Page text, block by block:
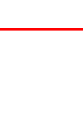
KLUNGKUNG